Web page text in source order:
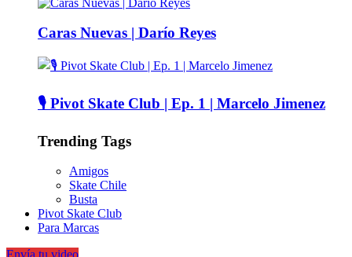
Caras Nuevas | Darío Reyes
🎙️ Pivot Skate Club | Ep. 1 | Marcelo Jimenez
Trending Tags
Amigos
Skate Chile
Busta
Pivot Skate Club
Para Marcas